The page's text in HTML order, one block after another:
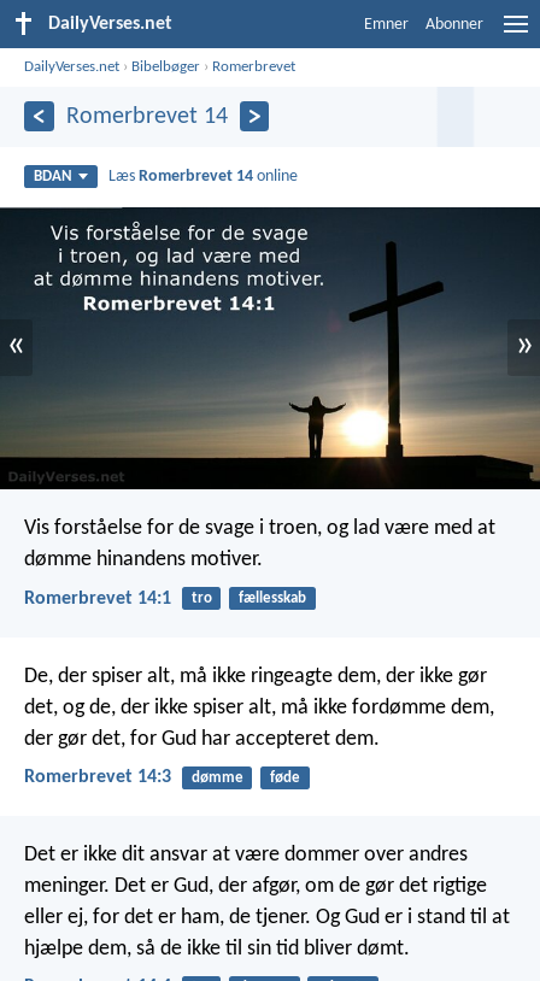
DailyVerses.net Emner Abonner
DailyVerses.net › Bibelbøger › Romerbrevet
Romerbrevet 14
BDAN Læs Romerbrevet 14 online
« »
Vis forståelse for de svage i troen, og lad være med at
dømme hinandens motiver.
Romerbrevet 14:1 tro fællesskab
De, der spiser alt, må ikke ringeagte dem, der ikke gør
det, og de, der ikke spiser alt, må ikke fordømme dem,
der gør det, for Gud har accepteret dem.
Romerbrevet 14:3 dømme føde
Det er ikke dit ansvar at være dommer over andres
meninger. Det er Gud, der afgør, om de gør det rigtige
eller ej, for det er ham, de tjener. Og Gud er i stand til at
hjælpe dem, så de ikke til sin tid bliver dømt.